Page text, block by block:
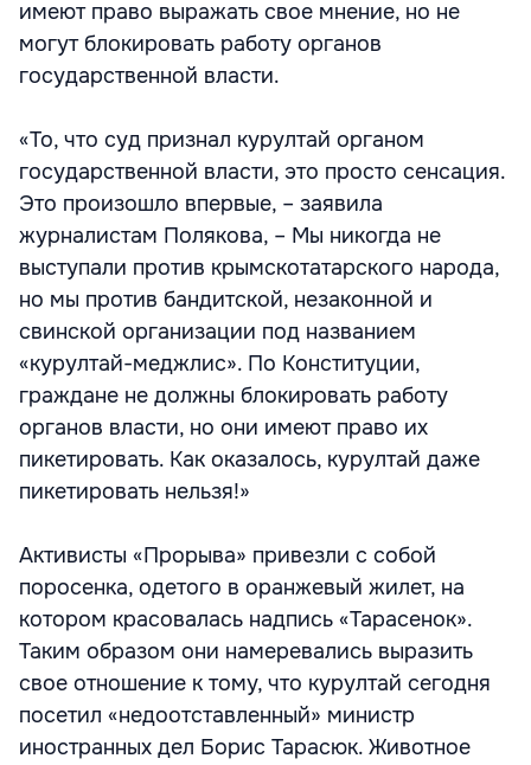
имеют право выражать свое мнение, но не
могут блокировать работу органов
государственной власти.
«То, что суд признал курултай органом
государственной власти, это просто сенсация.
Это произошло впервые, – заявила
журналистам Полякова, – Мы никогда не
выступали против крымскотатарского народа,
но мы против бандитской, незаконной и
свинской организации под названием
«курултай-меджлис». По Конституции,
граждане не должны блокировать работу
органов власти, но они имеют право их
пикетировать. Как оказалось, курултай даже
пикетировать нельзя!»
Активисты «Прорыва» привезли с собой
поросенка, одетого в оранжевый жилет, на
котором красовалась надпись «Тарасенок».
Таким образом они намеревались выразить
свое отношение к тому, что курултай сегодня
посетил «недоотставленный» министр
иностранных дел Борис Тарасюк. Животное